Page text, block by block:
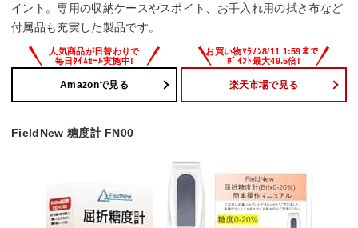
イント。専用の収納ケースやスポイト、お手入れ用の拭き布など
付属品も充実した製品です。
Amazonで見る 楽天市場で見る
FieldNew 糖度計 FN00